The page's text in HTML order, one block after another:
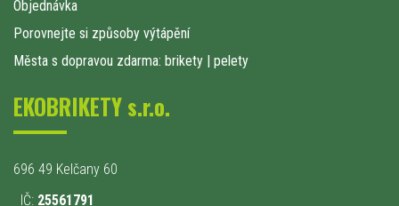
Objednávka
Porovnejte si způsoby výtápění
Města s dopravou zdarma: brikety | pelety
EKOBRIKETY s.r.o.
696 49 Kelčany 60
IČ: 25561791